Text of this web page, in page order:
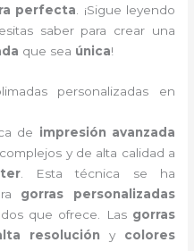
perfecta . ¡Sigue leyendo
saber para crear una
que sea única!
personalizadas en
de impresión avanzada
y de alta calidad a
. Esta técnica se ha
gorras personalizadas
que ofrece. Las gorras
resolución y colores